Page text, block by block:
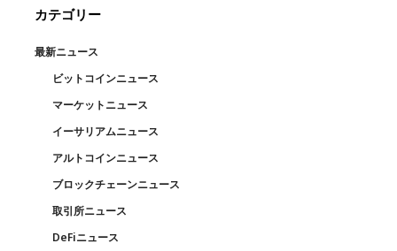
カテゴリー
最新ニュース
ビットコインニュース
マーケットニュース
イーサリアムニュース
アルトコインニュース
ブロックチェーンニュース
取引所ニュース
DeFiニュース